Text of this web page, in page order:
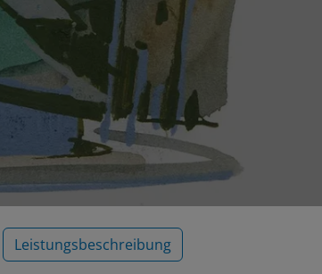
Leistungsbeschreibung